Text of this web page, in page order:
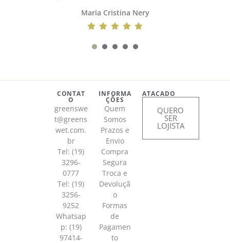
Maria Cristina Nery
CONTAT
O
greenswe
t@greens
wet.com.
br
Tel: (19)
3296-
0777
Tel: (19)
3256-
9252
Whatsap
p: (19)
97414-
INFORMA
ÇÕES
Quem
Somos
Prazos e
Envio
Compra
Segura
Troca e
Devoluçã
o
Formas
de
Pagamen
to
ATACADO
QUERO
SER
LOJISTA